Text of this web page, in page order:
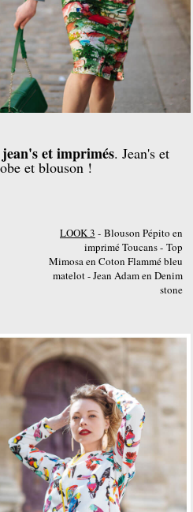
et imprimés. Jean's et
et blouson !
LOOK 3 - Blouson Pépito en
imprimé Toucans - Top
Mimosa en Coton Flammé bleu
matelot - Jean Adam en Denim
stone